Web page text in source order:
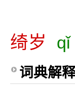
绮岁 qǐ
词典解